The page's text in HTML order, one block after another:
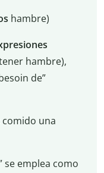
hambre)
hambre),
de”
comido una
se emplea como